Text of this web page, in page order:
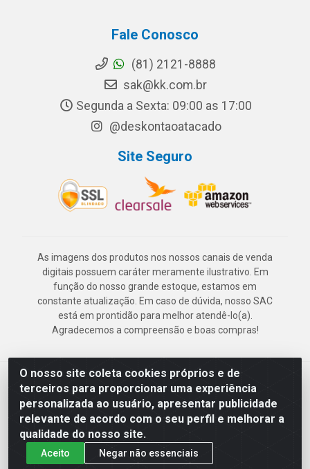
O nosso site coleta cookies próprios e de
terceiros para proporcionar uma experiência
personalizada ao usuário, apresentar publicidade
relevante de acordo com o seu perfil e melhorar a
qualidade do nosso site.
Aceito Negar não essenciais
Fale Conosco
(81) 2121-8888
sak@kk.com.br
Segunda a Sexta: 09:00 as 17:00
@deskontaoatacado
Site Seguro
As imagens dos produtos nos nossos canais de venda
digitais possuem caráter meramente ilustrativo. Em
função do nosso grande estoque, estamos em
constante atualização. Em caso de dúvida, nosso SAC
está em prontidão para melhor atendê-lo(a).
Agradecemos a compreensão e boas compras!
Deskontão Atacado - Av. Marechal Mascarenhas de Morais, 2471 -
Imbiribeira - Recife/PE - CEP 51.150-001 - CNPJ 24.150.377/0003-
57